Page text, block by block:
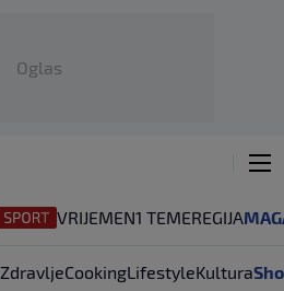
Oglas
VRIJEMEN1 TEMEREGIJA
ZdravljeCookingLifestyleKultura